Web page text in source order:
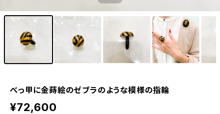
べっ甲に金蒔絵のゼブラのような模様の指輪
¥72,600